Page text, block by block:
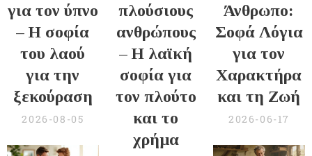
για τον ύπνο
– Η σοφία
του λαού
για την
ξεκούραση
2026-08-05
πλούσιους
ανθρώπους
– Η λαϊκή
σοφία για
τον πλούτο
και το
χρήμα
Άνθρωπο:
Σοφά Λόγια
για τον
Χαρακτήρα
και τη Ζωή
2026-06-17